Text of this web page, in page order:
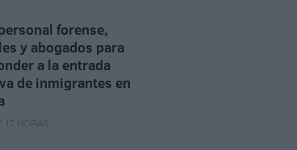
forense,
y abogados para
a la entrada
de inmigrantes en
17 HORAS